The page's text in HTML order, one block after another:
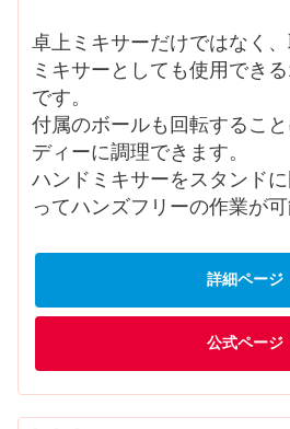
卓上ミキサーだけではなく
ミキサーとしても使用でき
です。
付属のボールも回転するこ
ディーに調理できます。
ハンドミキサーをスタンド
ってハンズフリーの作業が可
詳細ページ
公式ページ